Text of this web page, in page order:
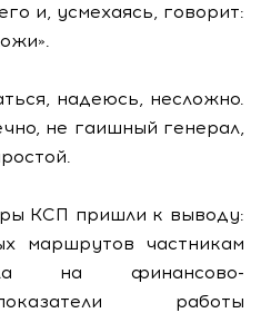
и, усмехаясь, говорит:
надеюсь, несложно.
не гаишный генерал,
КСП пришли к выводу:
маршрутов частникам
на финансово-
работы